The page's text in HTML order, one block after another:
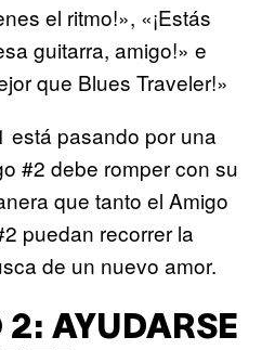
el ritmo!», «¡Estás
guitarra, amigo!» e
que Blues Traveler!»
está pasando por una
#2 debe romper con su
que tanto el Amigo
puedan recorrer la
de un nuevo amor.
AYUDARSE